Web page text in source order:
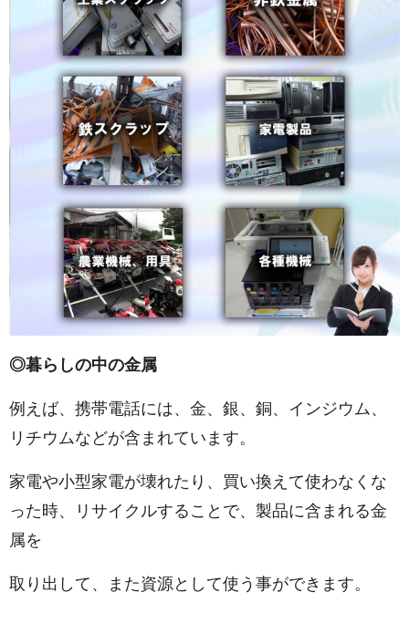
◎暮らしの中の金属
例えば、携帯電話には、金、銀、銅、インジウム、
リチウムなどが含まれています。
家電や小型家電が壊れたり、買い換えて使わなくな
った時、リサイクルすることで、製品に含まれる金
属を
取り出して、また資源として使う事ができます。